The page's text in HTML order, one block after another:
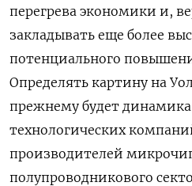
перегрева экономики и,
закладывать еще более
потенциального
Определять картину ​на
прежнему будет
технологических
производителей
полупроводникового